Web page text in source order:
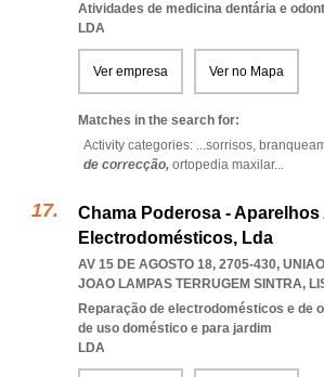
Atividades de medicina dentária e
LDA
Ver empresa Ver no Mapa
Matches in the search for:
Activity categories: ...sorrisos,
de correcção, ortopedia maxilar...
Chama Poderosa - Aparelhos
Electrodomésticos, Lda
AV 15 DE AGOSTO 18, 2705-430,
JOAO LAMPAS TERRUGEM SINTRA,
Reparação de electrodomésticos e de
de uso doméstico e para jardim
LDA